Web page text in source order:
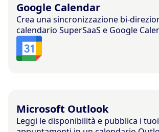
Google Calendar
Crea una sincronizzazione bi-
calendario SuperSaaS e Google
Microsoft Outlook
Leggi le disponibilità e pubblica i tuoi